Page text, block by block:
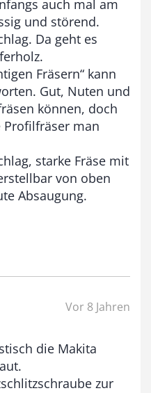
auch mal am
und störend.
Da geht es
Fräsern“ kann
Gut, Nuten und
können, doch
man
starke Fräse mit
von oben
Absaugung.
Vor 8 Jahren
die Makita
zur